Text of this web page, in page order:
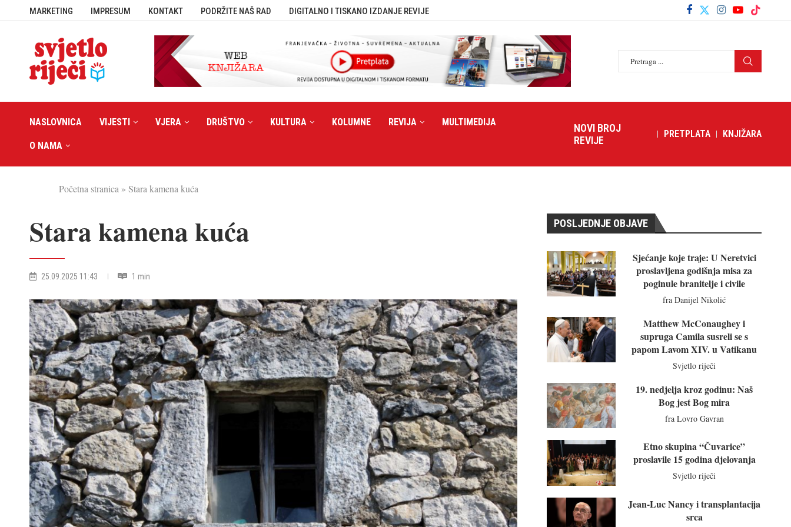
MARKETING IMPRESUM KONTAKT PODRŽITE NAŠ RAD DIGITALNO I TISKANO IZDANJE REVIJE
NASLOVNICA VIJESTI VJERA DRUŠTVO KULTURA KOLUMNE REVIJA MULTIMEDIJA
O NAMA
NOVI BROJ
REVIJE
PRETPLATA KNJIŽARA
Početna stranica » Stara kamena kuća
Stara kamena kuća
25.09.2025 11:43 1 min
POSLJEDNJE OBJAVE
Sjećanje koje traje: U Neretvici
proslavljena godišnja misa za
poginule branitelje i civile
fra Danijel Nikolić
Matthew McConaughey i
supruga Camila susreli se s
papom Lavom XIV. u Vatikanu
Svjetlo riječi
19. nedjelja kroz godinu: Naš
Bog jest Bog mira
fra Lovro Gavran
Etno skupina “Čuvarice”
proslavile 15 godina djelovanja
Svjetlo riječi
Jean-Luc Nancy i transplantacija
srca